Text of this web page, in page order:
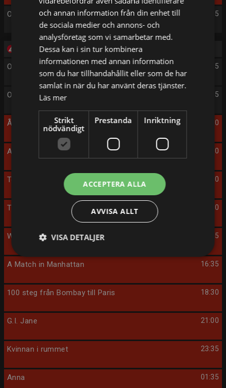
04:25
On Set
Fredag 14/8
05:05
On Set
05:35
On Set
06:10
Åsa-Nisse flyger i luften
08:10
A Royal Recipe for Love
10:10
Team Bride
12:10
The Wedding Contest
14:15
Wonder
16:35
A Match in Manhattan
18:30
100 steg från Bombay till Paris
21:00
G.I. Jane
23:35
Kvinnan i rummet
01:35
Anna
och annan information från din enhet till
de sociala medier och annons- och
analysföretag som vi samarbetar med.
Dessa kan i sin tur kombinera
informationen med annan information
som du har tillhandahållit eller som de har
samlat in när du har använt deras tjänster.
Läs mer
Strikt
nödvändigt
Prestanda Inriktning
ACCEPTERA ALLA
AVVISA ALLT
VISA DETALJER